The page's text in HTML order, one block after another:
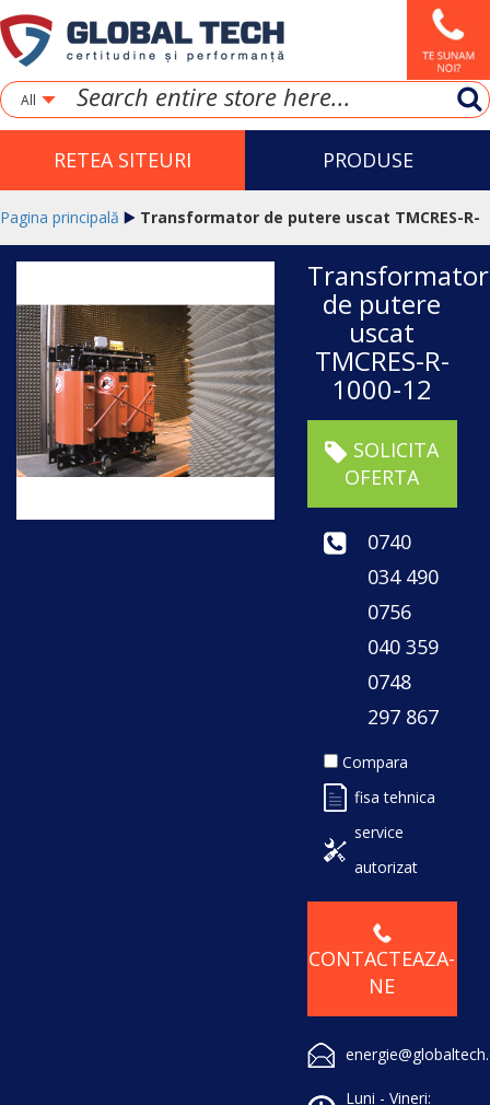
All
RETEA SITEURI PRODUSE
Pagina principală Transformator de putere uscat TMCRES-R-
Transformator
de putere
uscat
TMCRES-R-
1000-12
SOLICITA
OFERTA
0740
034 490
0756
040 359
0748
297 867
Compara
fisa tehnica
service
autorizat
CONTACTEAZA-
NE
Luni - Vineri: